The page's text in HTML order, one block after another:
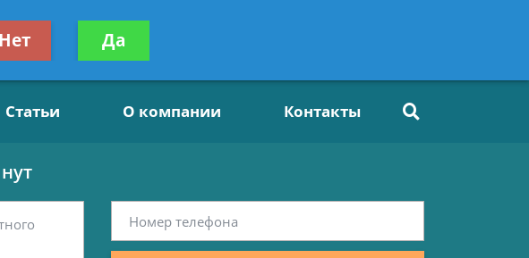
Получите консультацию
бесплатно
Статьи О компании Контакты
Нет Да